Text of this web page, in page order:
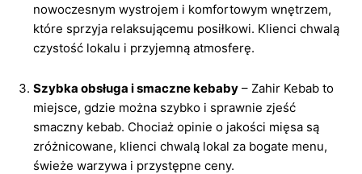
nowoczesnym wystrojem i komfortowym wnętrzem,
które sprzyja relaksującemu posiłkowi. Klienci chwalą
czystość lokalu i przyjemną atmosferę.
Szybka obsługa i smaczne kebaby – Zahir Kebab to
miejsce, gdzie można szybko i sprawnie zjeść
smaczny kebab. Chociaż opinie o jakości mięsa są
zróżnicowane, klienci chwalą lokal za bogate menu,
świeże warzywa i przystępne ceny.